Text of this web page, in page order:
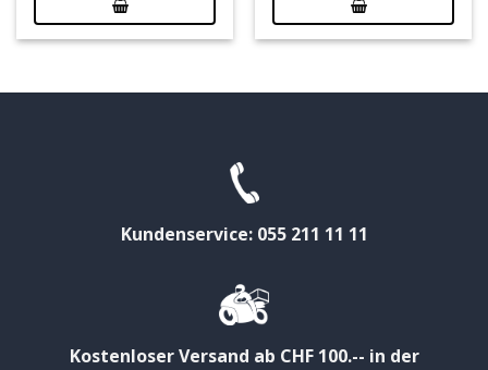
Kundenservice: 055 211 11 11
Kostenloser Versand ab CHF 100.-- in der